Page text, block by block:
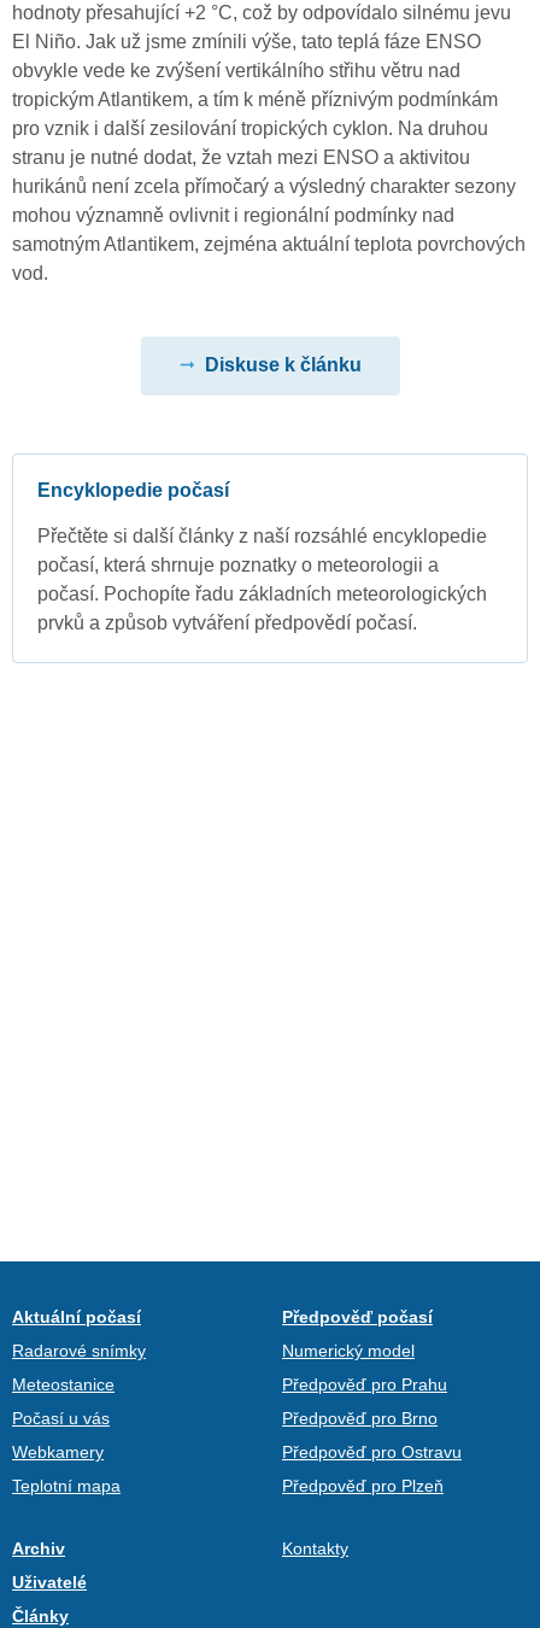
hodnoty přesahující +2 °C, což by odpovídalo silnému jevu
El Niño. Jak už jsme zmínili výše, tato teplá fáze ENSO
obvykle vede ke zvýšení vertikálního střihu větru nad
tropickým Atlantikem, a tím k méně příznivým podmínkám
pro vznik i další zesilování tropických cyklon. Na druhou
stranu je nutné dodat, že vztah mezi ENSO a aktivitou
hurikánů není zcela přímočarý a výsledný charakter sezony
mohou významně ovlivnit i regionální podmínky nad
samotným Atlantikem, zejména aktuální teplota povrchových
vod.
Diskuse k článku
Encyklopedie počasí
Přečtěte si další články z naší rozsáhlé encyklopedie
počasí, která shrnuje poznatky o meteorologii a
počasí. Pochopíte řadu základních meteorologických
prvků a způsob vytváření předpovědí počasí.
Aktuální počasí
Radarové snímky
Meteostanice
Počasí u vás
Webkamery
Teplotní mapa
Předpověď počasí
Numerický model
Předpověď pro Prahu
Předpověď pro Brno
Předpověď pro Ostravu
Předpověď pro Plzeň
Archiv
Uživatelé
Články
Kontakty